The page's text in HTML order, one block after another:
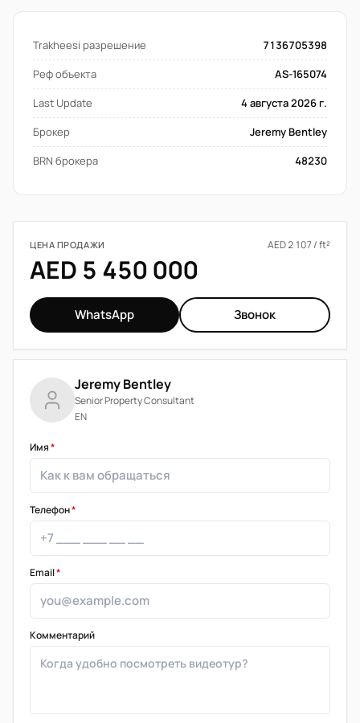
Trakheesi разрешение
7136705398
Реф объекта
AS-165074
Last Update
4 августа 2026 г.
Брокер
Jeremy Bentley
BRN брокера
48230
ЦЕНА ПРОДАЖИ AED 2 107 / ft²
AED 5 450 000
WhatsApp Звонок
Jeremy Bentley
Senior Property Consultant
EN
Имя*
Телефон*
Email*
Комментарий